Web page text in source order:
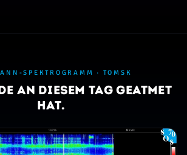
SPEKTROGRAMM · TOMSK
an diesem Tag geatmet
hat.